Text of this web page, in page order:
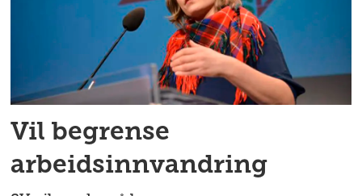
Vil begrense
arbeidsinnvandring